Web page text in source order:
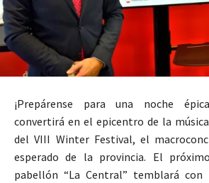
¡Prepárense para una noche
convertirá en el epicentro de la
del VIII Winter Festival, el
esperado de la provincia. El
pabellón “La Central” temblará con